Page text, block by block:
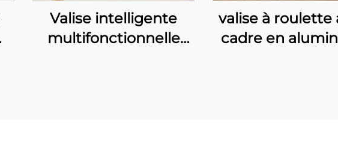
Valise intelligente
multifonctionnelle
valise à roulette
cadre en